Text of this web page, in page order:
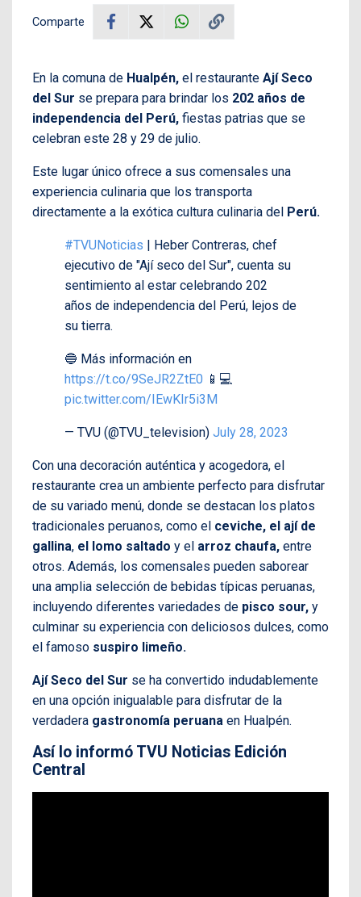
Comparte
En la comuna de Hualpén, el restaurante Ají Seco
del Sur se prepara para brindar los 202 años de
independencia del Perú, fiestas patrias que se
celebran este 28 y 29 de julio.
Este lugar único ofrece a sus comensales una
experiencia culinaria que los transporta
directamente a la exótica cultura culinaria del Perú.
#TVUNoticias | Heber Contreras, chef
ejecutivo de "Ají seco del Sur", cuenta su
sentimiento al estar celebrando 202
años de independencia del Perú, lejos de
su tierra.
🔵 Más información en
https://t.co/9SeJR2ZtE0 📱💻
pic.twitter.com/IEwKIr5i3M
— TVU (@TVU_television) July 28, 2023
Con una decoración auténtica y acogedora, el
restaurante crea un ambiente perfecto para disfrutar
de su variado menú, donde se destacan los platos
tradicionales peruanos, como el ceviche, el ají de
gallina, el lomo saltado y el arroz chaufa, entre
otros. Además, los comensales pueden saborear
una amplia selección de bebidas típicas peruanas,
incluyendo diferentes variedades de pisco sour, y
culminar su experiencia con deliciosos dulces, como
el famoso suspiro limeño.
Ají Seco del Sur se ha convertido indudablemente
en una opción inigualable para disfrutar de la
verdadera gastronomía peruana en Hualpén.
Así lo informó TVU Noticias Edición
Central